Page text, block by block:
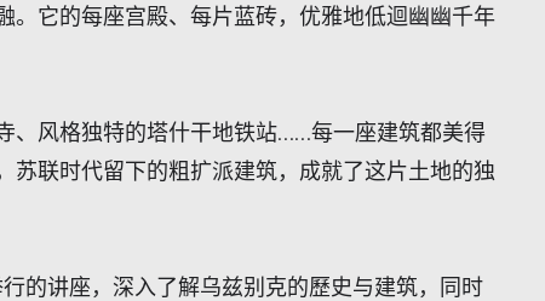
。它的每座宫殿、每片蓝砖，优雅地低迴幽幽千年
、风格独特的塔什干地铁站……每一座建筑都美得
苏联时代留下的粗扩派建筑，成就了这片土地的独
的讲座，深入了解乌兹别克的歷史与建筑，同时